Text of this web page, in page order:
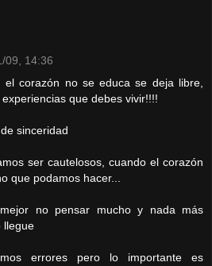
09, 14:36
el corazón no se educa se deja libre,
que debes vivir!!!!
sinceridad
ser cautelosos, cuando el corazón
que podamos hacer...
no pensar mucho y nada más
llegue
errores pero lo importante es